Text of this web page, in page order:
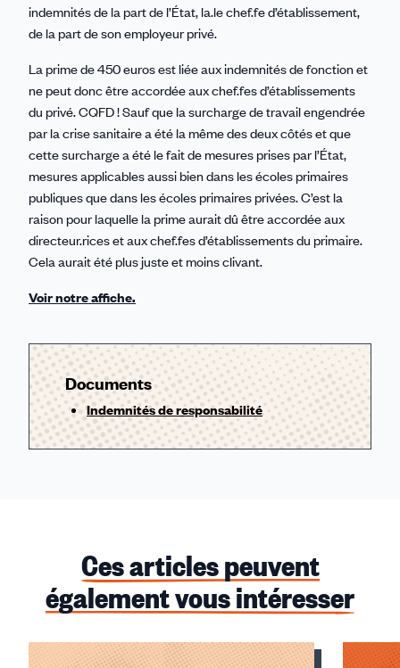
indemnités de la part de l’État, la.le chef.fe d’établissement,
de la part de son employeur privé.
La prime de 450 euros est liée aux indemnités de fonction et
ne peut donc être accordée aux chef.fes d’établissements
du privé. CQFD ! Sauf que la surcharge de travail engendrée
par la crise sanitaire a été la même des deux côtés et que
cette surcharge a été le fait de mesures prises par l’État,
mesures applicables aussi bien dans les écoles primaires
publiques que dans les écoles primaires privées. C’est la
raison pour laquelle la prime aurait dû être accordée aux
directeur.rices et aux chef.fes d’établissements du primaire.
Cela aurait été plus juste et moins clivant.
Voir notre affiche.
Documents
Indemnités de responsabilité
Ces articles peuvent
également vous intéresser